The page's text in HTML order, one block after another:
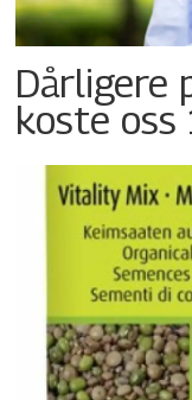
Dårligere
koste